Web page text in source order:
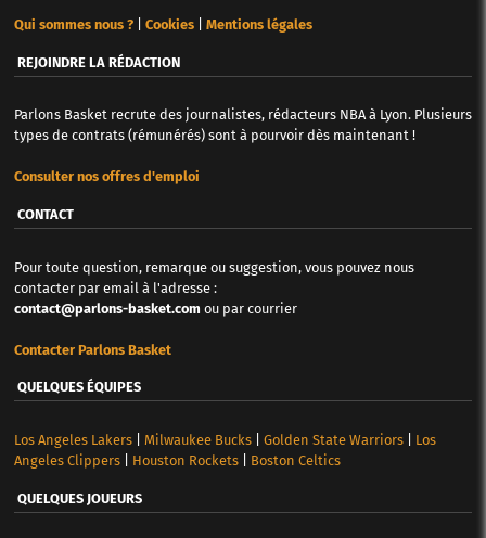
Qui sommes nous ?| Cookies| Mentions légales
REJOINDRE LA RÉDACTION
Parlons Basket recrute des journalistes, rédacteurs NBA à Lyon. Plusieurs
types de contrats (rémunérés) sont à pourvoir dès maintenant !
Consulter nos offres d'emploi
CONTACT
Pour toute question, remarque ou suggestion, vous pouvez nous
contacter par email à l'adresse :
contact@parlons-basket.com ou par courrier
Contacter Parlons Basket
QUELQUES ÉQUIPES
Los Angeles Lakers| Milwaukee Bucks| Golden State Warriors| Los
Angeles Clippers| Houston Rockets| Boston Celtics
QUELQUES JOUEURS